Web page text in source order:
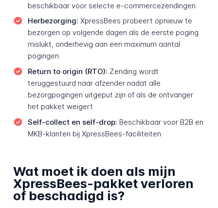
beschikbaar voor selecte e-commercezendingen
Herbezorging: XpressBees probeert opnieuw te
bezorgen op volgende dagen als de eerste poging
mislukt, onderhevig aan een maximum aantal
pogingen
Return to origin (RTO): Zending wordt
teruggestuurd naar afzender nadat alle
bezorgpogingen uitgeput zijn of als de ontvanger
het pakket weigert
Self-collect en self-drop: Beschikbaar voor B2B en
MKB-klanten bij XpressBees-faciliteiten
Wat moet ik doen als mijn
XpressBees-pakket verloren
of beschadigd is?